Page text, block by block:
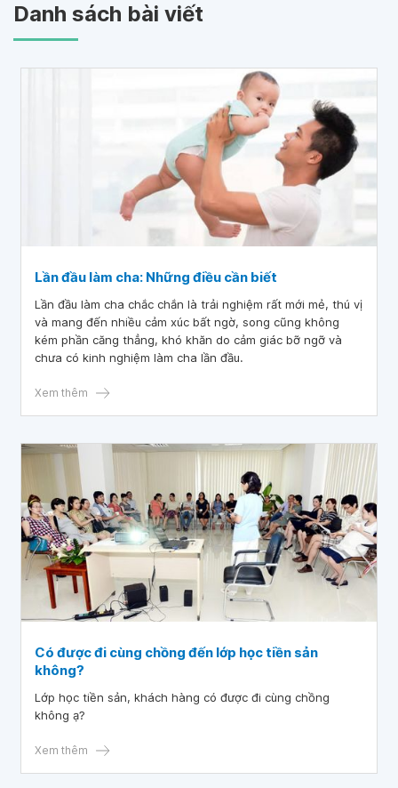
Danh sách bài viết
Lần đầu làm cha: Những điều cần biết
Lần đầu làm cha chắc chắn là trải nghiệm rất mới mẻ, thú vị
và mang đến nhiều cảm xúc bất ngờ, song cũng không
kém phần căng thẳng, khó khăn do cảm giác bỡ ngỡ và
chưa có kinh nghiệm làm cha lần đầu.
Xem thêm
Có được đi cùng chồng đến lớp học tiền sản
không?
Lớp học tiền sản, khách hàng có được đi cùng chồng
không ạ?
Xem thêm